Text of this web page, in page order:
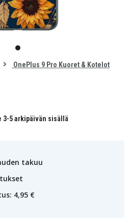
item
0
OnePlus 9 Pro Kuoret & Kotelot
3-5 arkipäivän sisällä
takuu
4,95 €